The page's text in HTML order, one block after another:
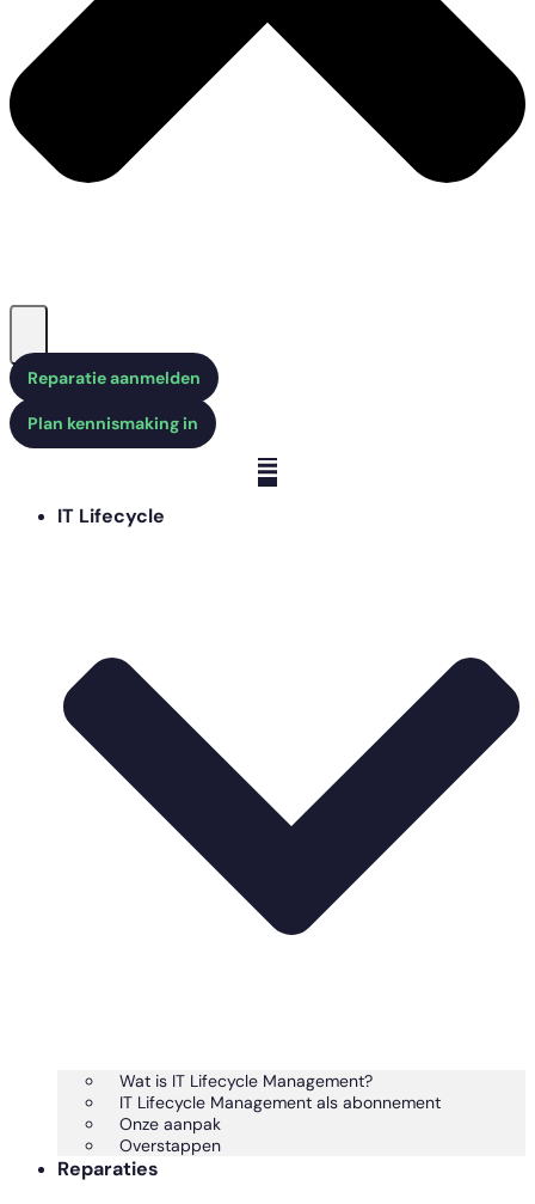
Reparatie aanmelden
Plan kennismaking in
IT Lifecycle
Wat is IT Lifecycle Management?
IT Lifecycle Management als abonnement
Onze aanpak
Overstappen
Reparaties